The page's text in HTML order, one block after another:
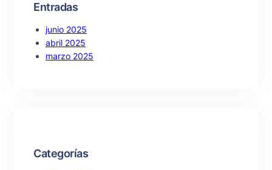
Entradas
junio 2025
abril 2025
marzo 2025
Categorías